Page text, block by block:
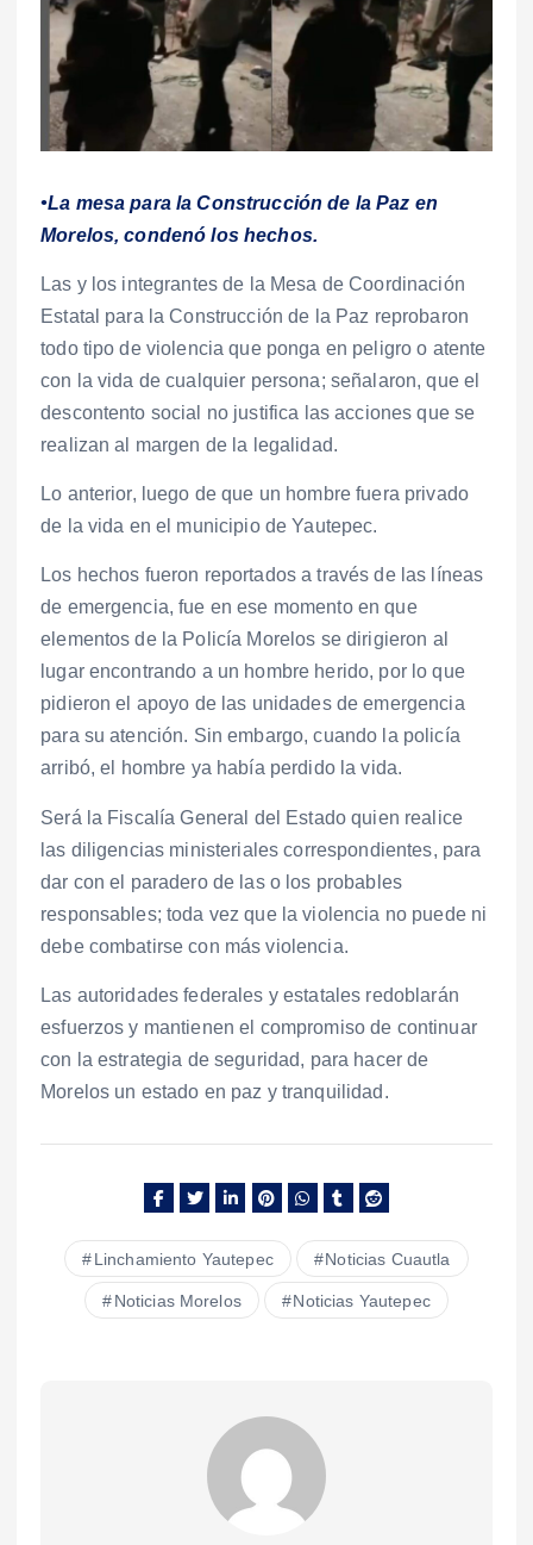
•La mesa para la Construcción de la Paz en
Morelos, condenó los hechos.
Las y los integrantes de la Mesa de Coordinación
Estatal para la Construcción de la Paz reprobaron
todo tipo de violencia que ponga en peligro o atente
con la vida de cualquier persona; señalaron, que el
descontento social no justifica las acciones que se
realizan al margen de la legalidad.
Lo anterior, luego de que un hombre fuera privado
de la vida en el municipio de Yautepec.
Los hechos fueron reportados a través de las líneas
de emergencia, fue en ese momento en que
elementos de la Policía Morelos se dirigieron al
lugar encontrando a un hombre herido, por lo que
pidieron el apoyo de las unidades de emergencia
para su atención. Sin embargo, cuando la policía
arribó, el hombre ya había perdido la vida.
Será la Fiscalía General del Estado quien realice
las diligencias ministeriales correspondientes, para
dar con el paradero de las o los probables
responsables; toda vez que la violencia no puede ni
debe combatirse con más violencia.
Las autoridades federales y estatales redoblarán
esfuerzos y mantienen el compromiso de continuar
con la estrategia de seguridad, para hacer de
Morelos un estado en paz y tranquilidad.
Linchamiento Yautepec Noticias Cuautla
Noticias Morelos Noticias Yautepec